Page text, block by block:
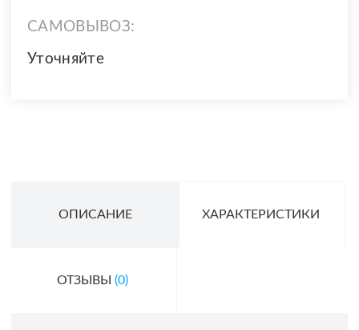
САМОВЫВОЗ:
Уточняйте
ОПИСАНИЕ ХАРАКТЕРИСТИКИ
ОТЗЫВЫ (0)